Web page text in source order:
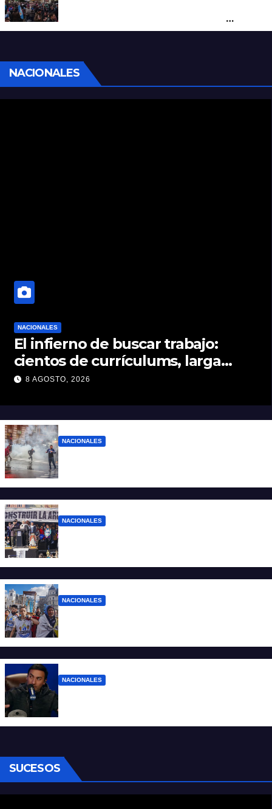
sociales y sindicales
NACIONALES
NACIONALES
El infierno de buscar trabajo:
cientos de currículums, larga
espera y menos puestos
8 AGOSTO, 2026
NACIONALES
NACIONALES
NACIONALES
NACIONALES
SUCESOS